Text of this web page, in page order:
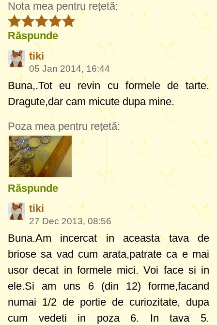
Nota mea pentru rețetă:
Răspunde
tiki
05 Jan 2014, 16:44
Buna,.Tot eu revin cu formele de tarte.
Dragute,dar cam micute dupa mine.
Poza mea pentru rețetă:
Răspunde
tiki
27 Dec 2013, 08:56
Buna.Am incercat in aceasta tava de
briose sa vad cum arata,patrate ca e mai
usor decat in formele mici. Voi face si in
ele.Si am uns 6 (din 12) forme,facand
numai 1/2 de portie de curiozitate, dupa
cum vedeti in poza 6. In tava 5.